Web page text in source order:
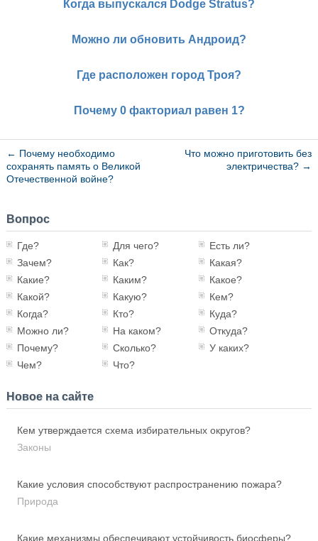
Когда выпускался Dodge Stratus?
Можно ли обновить Андроид?
Где расположен город Троя?
Почему 0 факториал равен 1?
← Почему необходимо
сохранять память о Великой
Отечественной войне?
Что можно приготовить без
электричества? →
Вопрос
Где? Для чего?
Есть ли?
Зачем?
Как?
Какая?
Какие?
Каким?
Какое?
Какой?
Какую?
Кем?
Когда?
Кто?
Куда?
Можно ли?
На каком?
Откуда?
Почему?
Сколько?
У каких?
Чем?
Что?
Новое на сайте
Кем утверждается схема избирательных округов?
Законы
Какие условия способствуют распространению пожара?
Природа
Какие механизмы обеспечивают устойчивость биосферы?